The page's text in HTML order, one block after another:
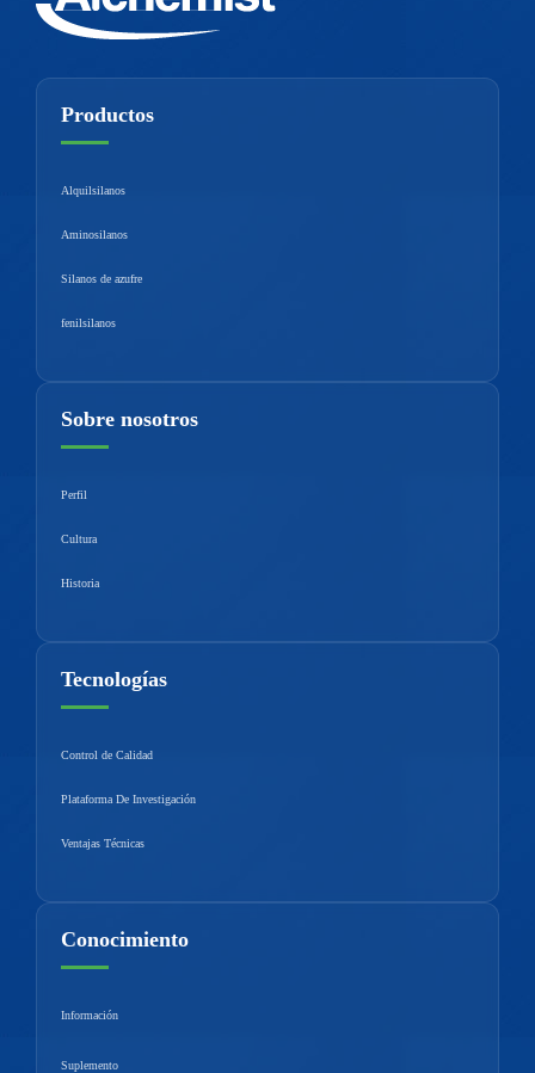
Productos
Alquilsilanos
Aminosilanos
Silanos de azufre
fenilsilanos
Sobre nosotros
Perfil
Cultura
Historia
Tecnologías
Control de Calidad
Plataforma De Investigación
Ventajas Técnicas
Conocimiento
Información
Suplemento